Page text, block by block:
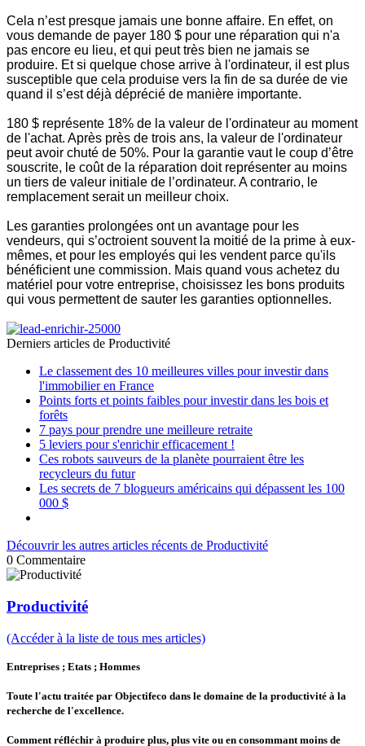
Cela n’est presque jamais une bonne affaire. En effet, on
vous demande de payer 180 $ pour une réparation qui n'a
pas encore eu lieu, et qui peut très bien ne jamais se
produire. Et si quelque chose arrive à l'ordinateur, il est plus
susceptible que cela produise vers la fin de sa durée de vie
quand il s’est déjà déprécié de manière importante.
180 $ représente 18% de la valeur de l'ordinateur au moment
de l'achat. Après près de trois ans, la valeur de l'ordinateur
peut avoir chuté de 50%. Pour la garantie vaut le coup d’être
souscrite, le coût de la réparation doit représenter au moins
un tiers de valeur initiale de l’ordinateur. A contrario, le
remplacement serait un meilleur choix.
Les garanties prolongées ont un avantage pour les
vendeurs, qui s’octroient souvent la moitié de la prime à eux-
mêmes, et pour les employés qui les vendent parce qu'ils
bénéficient une commission. Mais quand vous achetez du
matériel pour votre entreprise, choisissez les bons produits
qui vous permettent de sauter les garanties optionnelles.
Derniers articles de Productivité
Le classement des 10 meilleures villes pour investir dans
l'immobilier en France
Points forts et points faibles pour investir dans les bois et
forêts
7 pays pour prendre une meilleure retraite
5 leviers pour s'enrichir efficacement !
Ces robots sauveurs de la planète pourraient être les
recycleurs du futur
Les secrets de 7 blogueurs américains qui dépassent les 100
000 $
Découvrir les autres articles récents de Productivité
0 Commentaire
Productivité
(Accéder à la liste de tous mes articles)
Entreprises ; Etats ; Hommes
Toute l'actu traitée par Objectifeco dans le domaine de la productivité à la
recherche de l'excellence.
Comment réfléchir à produire plus, plus vite ou en consommant moins de